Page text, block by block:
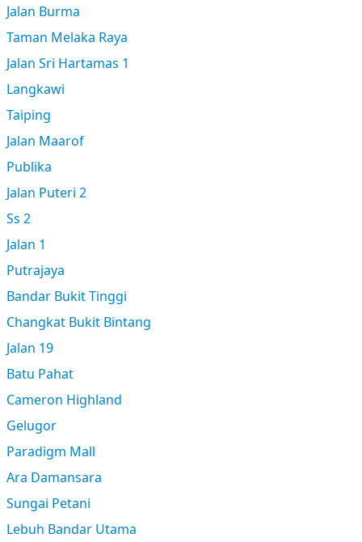
Jalan Burma
Taman Melaka Raya
Jalan Sri Hartamas 1
Langkawi
Taiping
Jalan Maarof
Publika
Jalan Puteri 2
Ss 2
Jalan 1
Putrajaya
Bandar Bukit Tinggi
Changkat Bukit Bintang
Jalan 19
Batu Pahat
Cameron Highland
Gelugor
Paradigm Mall
Ara Damansara
Sungai Petani
Lebuh Bandar Utama